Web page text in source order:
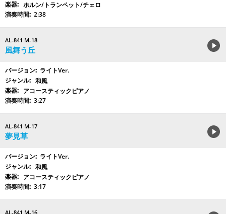
ホルン/トランペット/チェロ
2:38
AL-841 M-18
風舞う丘
ライトVer.
和風
アコースティックピアノ
3:27
AL-841 M-17
夢見草
ライトVer.
和風
アコースティックピアノ
3:17
AL-841 M-16